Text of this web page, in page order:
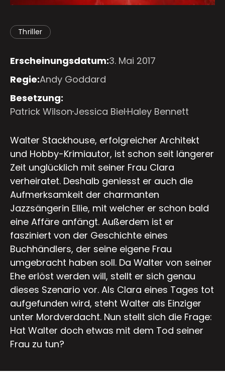
Thriller
Erscheinungsdatum:3. Mai 2017
Regie:Andy Goddard
Besetzung:
Patrick Wilson Jessica Biel Haley Bennett
Walter Stackhouse, erfolgreicher Architekt
und Hobby-Krimiautor, ist schon seit längerer
Zeit unglücklich mit seiner Frau Clara
verheiratet. Deshalb geniesst er auch die
Aufmerksamkeit der charmanten
Jazzsängerin Ellie, mit welcher er schon bald
eine Affäre anfängt. Außerdem ist er
fasziniert von der Geschichte eines
Buchhändlers, der seine eigene Frau
umgebracht haben soll. Da Walter von seiner
Ehe erlöst werden will, stellt er sich genau
dieses Szenario vor. Als Clara eines Tages tot
aufgefunden wird, steht Walter als Einziger
unter Mordverdacht. Nun stellt sich die Frage:
Hat Walter doch etwas mit dem Tod seiner
Frau zu tun?